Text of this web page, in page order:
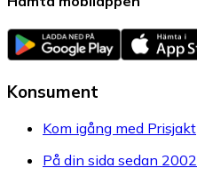
Konsument
Kom igång med Prisjakt
På din sida sedan 2002